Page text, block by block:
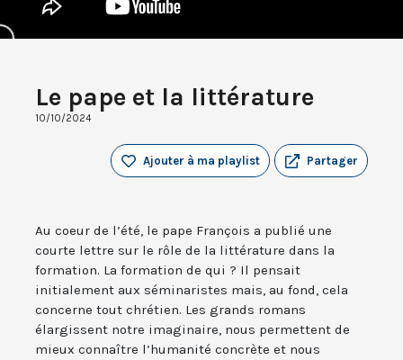
Le pape et la littérature
10/10/2024
Partager
Ajouter à ma playlist
Au coeur de l’été, le pape François a publié une
courte lettre sur le rôle de la littérature dans la
formation. La formation de qui ? Il pensait
initialement aux séminaristes mais, au fond, cela
concerne tout chrétien. Les grands romans
élargissent notre imaginaire, nous permettent de
mieux connaître l’humanité concrète et nous